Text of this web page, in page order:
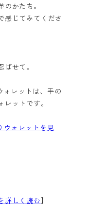
かたち。
感じてみてくださ
せて。
ォレットは、手の
ットです。
ウォレットを見
詳しく読む】